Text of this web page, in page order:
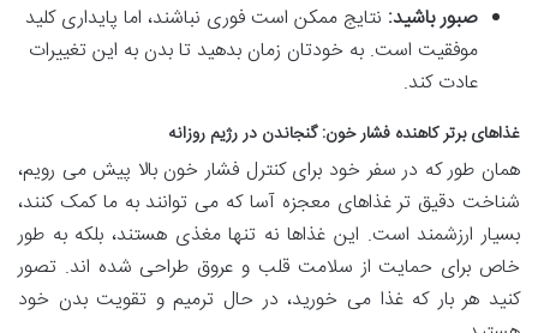
صبور باشید: نتایج ممکن است فوری نباشند، اما پایداری کلید
موفقیت است. به خودتان زمان بدهید تا بدن به این تغییرات
عادت کند.
غذاهای برتر کاهنده فشار خون: گنجاندن در رژیم روزانه
همان طور که در سفر خود برای کنترل فشار خون بالا پیش می رویم،
شناخت دقیق تر غذاهای معجزه آسا که می توانند به ما کمک کنند،
بسیار ارزشمند است. این غذاها نه تنها مغذی هستند، بلکه به طور
خاص برای حمایت از سلامت قلب و عروق طراحی شده اند. تصور
کنید هر بار که غذا می خورید، در حال ترمیم و تقویت بدن خود